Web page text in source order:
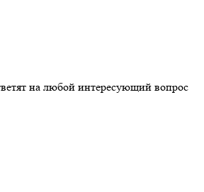
на любой интересующий вопрос